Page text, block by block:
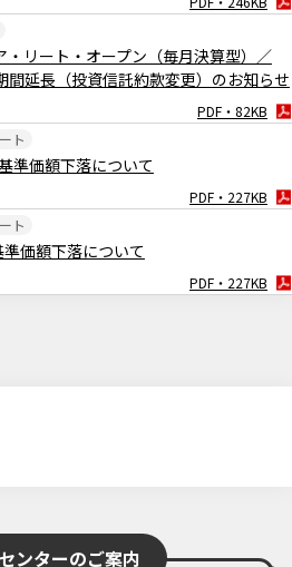
ぶりに政策金利の据え置きを決定」
への追加利上げを決定」
ポート
PDF・252KB
リート市場レポート（2025年1月
ポート
市場レポート（2025年1月号）」
ポート
・リート・オープン（毎月決算型）／
間延長（投資信託約款変更）のお知らせ
PDF・82KB
準価額下落について
ト
PDF・227KB
価額下落について
ト
PDF・227KB
ンターのご案内